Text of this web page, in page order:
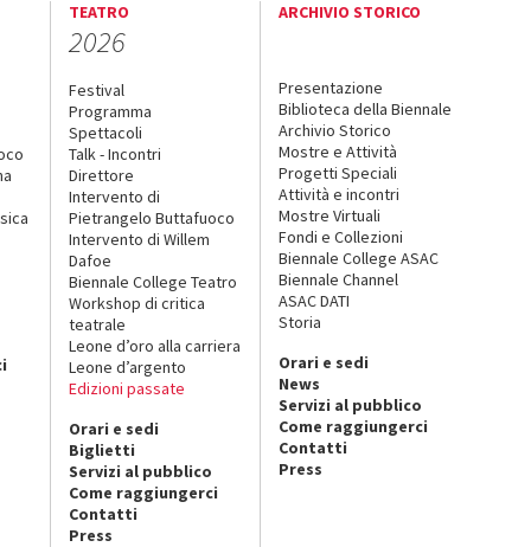
TEATRO
2026
Festival
Programma
Spettacoli
Talk - Incontri
Direttore
Intervento di
Pietrangelo Buttafuoco
Intervento di Willem
Dafoe
Biennale College Teatro
Workshop di critica
teatrale
Leone d’oro alla carriera
Leone d’argento
Edizioni passate
Orari e sedi
Biglietti
Servizi al pubblico
Come raggiungerci
Contatti
Press
ARCHIVIO STORICO
Presentazione
Biblioteca della Biennale
Archivio Storico
Mostre e Attività
Progetti Speciali
Attività e incontri
Mostre Virtuali
Fondi e Collezioni
Biennale College ASAC
Biennale Channel
ASAC DATI
Storia
Orari e sedi
News
Servizi al pubblico
Come raggiungerci
Contatti
Press